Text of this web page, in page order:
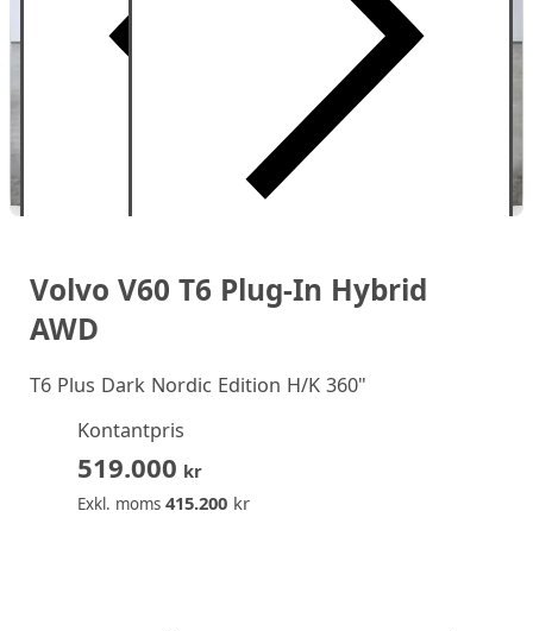
Volvo V60 T6 Plug-In Hybrid
AWD
T6 Plus Dark Nordic Edition H/K 360"
Kontantpris
519.000 kr
Exkl. moms 415.200kr